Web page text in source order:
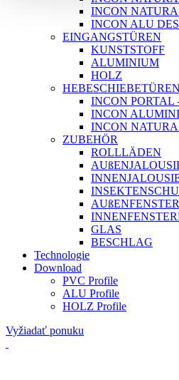
INCON NATURA
INCON ALU
EINGANGSTÜREN
KUNSTSTOFF
ALUMINIUM
HOLZ
HEBESCHIEBETÜREN
INCON PORTAL
INCON
INCON
ZUBEHÖR
ROLLLÄDEN
GLAS
BESCHLAG
Technologie
Download
PVC Profile
ALU Profile
HOLZ Profile
Vyžiadať ponuku